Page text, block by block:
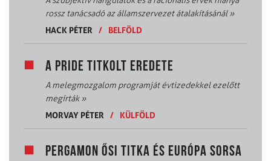
rossz tanácsadó az államszervezet átalakításánál»
HACK PÉTER / BELFÖLD
A PRIDE TITKOLT EREDETE
A melegmozgalom programját évtizedekkel ezelőtt
megírták»
MORVAY PÉTER / KÜLFÖLD
PERGAMON ŐSI TITKA ÉS EURÓPA SORSA